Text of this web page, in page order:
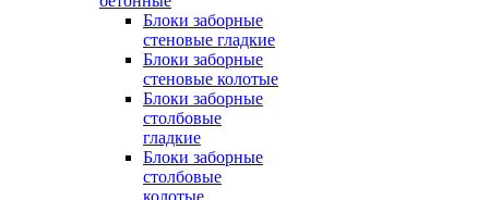
Блоки заборные
стеновые гладкие
Блоки заборные
стеновые колотые
Блоки заборные
столбовые
гладкие
Блоки заборные
столбовые
колотые